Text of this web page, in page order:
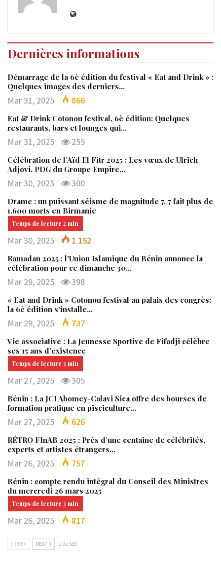
Dernières informations
Démarrage de la 6è édition du festival « Eat and Drink » :
Quelques images des derniers…
Mar 31, 2025 866
Eat & Drink Cotonou festival, 6è édition: Quelques
restaurants, bars et lounges qui…
Mar 31, 2025 259
Célébration de l’Aïd El Fitr 2025 : Les vœux de Ulrich
Adjovi, PDG du Groupe Empire…
Mar 30, 2025 300
Drame : un puissant séisme de magnitude 7, 7 fait plus de
1.600 morts en Birmanie
Mar 30, 2025 1 152
Ramadan 2025 : l’Union Islamique du Bénin annonce la
célébration pour ce dimanche 30…
Mar 29, 2025 398
« Eat and Drink » Cotonou festival au palais des congrès:
la 6è édition s’installe…
Mar 29, 2025 737
Vie associative : La Jeunesse Sportive de Fifadji célèbre
ses 15 ans d’existence
Mar 27, 2025 305
Bénin : La JCI Abomey-Calavi Sica offre des bourses de
formation pratique en pisciculture…
Mar 27, 2025 626
RÉTRO FInAB 2025 : Près d’une centaine de célébrités,
experts et artistes étrangers…
Mar 26, 2025 757
Bénin : compte rendu intégral du Conseil des Ministres
du mercredi 26 mars 2025
Mar 26, 2025 817
PREV NEXT 1 De 533